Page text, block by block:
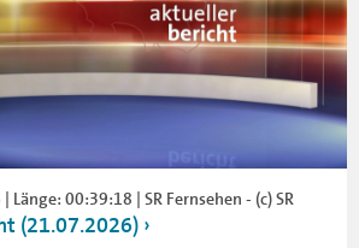
00:39:18 | SR Fernsehen - (c) SR
(21.07.2026)